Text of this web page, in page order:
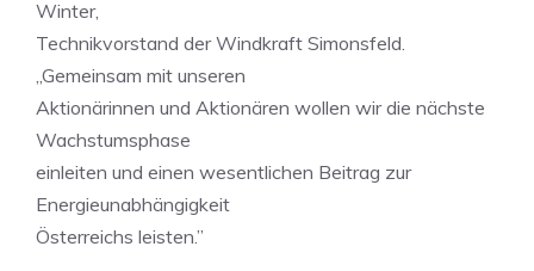
Winter,
Technikvorstand der Windkraft Simonsfeld.
„Gemeinsam mit unseren
Aktionärinnen und Aktionären wollen wir die nächste
Wachstumsphase
einleiten und einen wesentlichen Beitrag zur
Energieunabhängigkeit
Österreichs leisten.”